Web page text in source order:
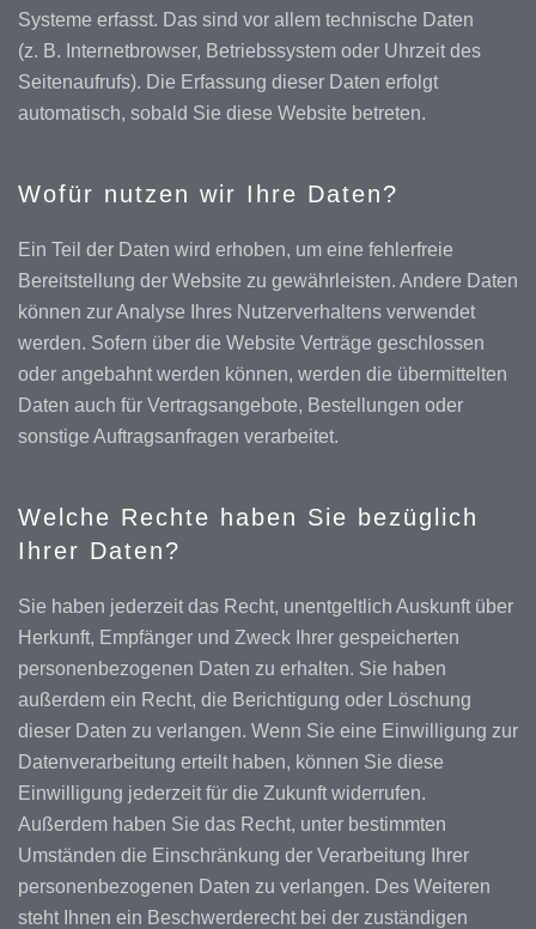
Systeme erfasst. Das sind vor allem technische Daten
(z. B. Internetbrowser, Betriebssystem oder Uhrzeit des
Seitenaufrufs). Die Erfassung dieser Daten erfolgt
automatisch, sobald Sie diese Website betreten.
Wofür nutzen wir Ihre Daten?
Ein Teil der Daten wird erhoben, um eine fehlerfreie
Bereitstellung der Website zu gewährleisten. Andere Daten
können zur Analyse Ihres Nutzerverhaltens verwendet
werden. Sofern über die Website Verträge geschlossen
oder angebahnt werden können, werden die übermittelten
Daten auch für Vertragsangebote, Bestellungen oder
sonstige Auftragsanfragen verarbeitet.
Welche Rechte haben Sie bezüglich
Ihrer Daten?
Sie haben jederzeit das Recht, unentgeltlich Auskunft über
Herkunft, Empfänger und Zweck Ihrer gespeicherten
personenbezogenen Daten zu erhalten. Sie haben
außerdem ein Recht, die Berichtigung oder Löschung
dieser Daten zu verlangen. Wenn Sie eine Einwilligung zur
Datenverarbeitung erteilt haben, können Sie diese
Einwilligung jederzeit für die Zukunft widerrufen.
Außerdem haben Sie das Recht, unter bestimmten
Umständen die Einschränkung der Verarbeitung Ihrer
personenbezogenen Daten zu verlangen. Des Weiteren
steht Ihnen ein Beschwerderecht bei der zuständigen